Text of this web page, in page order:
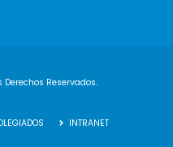
Reservados.
INTRANET